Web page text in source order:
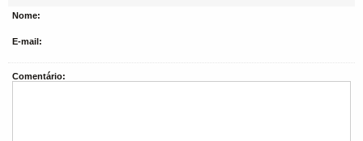
Nome:
E-mail:
Comentário: